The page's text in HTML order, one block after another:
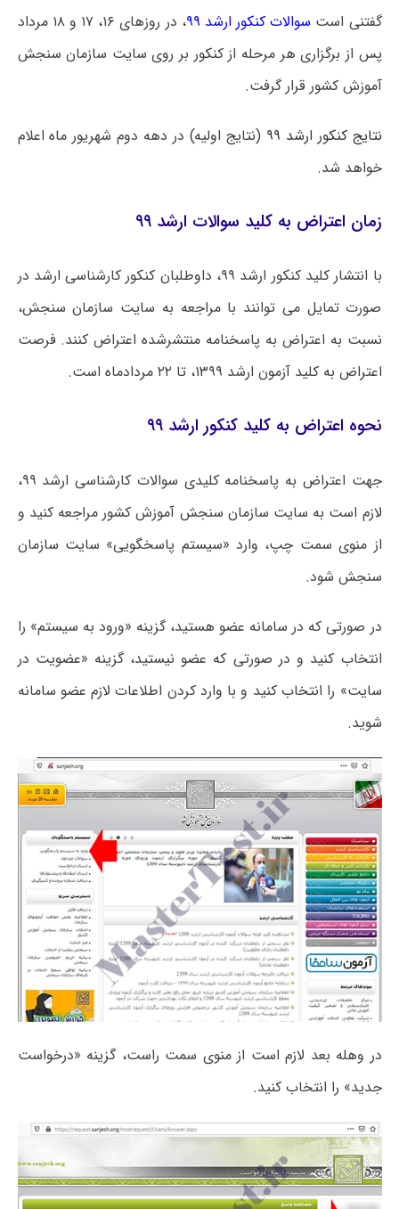
گفتنی است سوالات کنکور ارشد ۹۹
، در روزهای ۱۶، ۱۷ و ۱۸ مرداد
پس از برگزاری هر مرحله از کنکور بر روی سایت سازمان سنجش
آموزش کشور قرار گرفت.
نتایج کنکور ارشد ۹۹
(نتایج اولیه) در دهه دوم شهریور ماه اعلام
خواهد شد.
زمان اعتراض به کلید سوالات ارشد ۹۹
با انتشار کلید کنکور ارشد ۹۹، داوطلبان کنکور کارشناسی ارشد در
صورت تمایل می توانند با مراجعه به سایت سازمان سنجش،
نسبت به اعتراض به پاسخنامه منتشرشده اعتراض کنند. فرصت
اعتراض به کلید آزمون ارشد ۱۳۹۹، تا ۲۲ مردادماه است.
نحوه اعتراض به کلید کنکور ارشد ۹۹
جهت اعتراض به پاسخنامه کلیدی سوالات کارشناسی ارشد ۹۹،
لازم است به سایت سازمان سنجش آموزش کشور مراجعه کنید و
از منوی سمت چپ، وارد «سیستم پاسخگویی» سایت سازمان
سنجش شود.
در صورتی که در سامانه عضو هستید، گزینه «ورود به سیستم» را
انتخاب کنید و در صورتی که عضو نیستید، گزینه «عضویت در
سایت» را انتخاب کنید و با وارد کردن اطلاعات لازم عضو سامانه
شوید.
در وهله بعد لازم است از منوی سمت راست، گزینه «درخواست
جدید» را انتخاب کنید.